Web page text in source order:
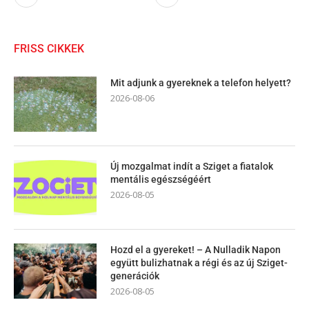
FRISS CIKKEK
Mit adjunk a gyereknek a telefon helyett?
2026-08-06
Új mozgalmat indít a Sziget a fiatalok
mentális egészségéért
2026-08-05
Hozd el a gyereket! – A Nulladik Napon
együtt bulizhatnak a régi és az új Sziget-
generációk
2026-08-05